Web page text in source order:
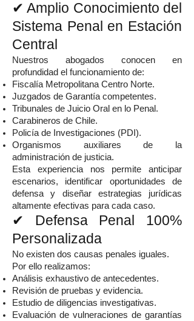
✔ Amplio Conocimiento del
Sistema Penal en Estación
Central
Nuestros abogados conocen en
profundidad el funcionamiento de:
Fiscalía Metropolitana Centro Norte.
Juzgados de Garantía competentes.
Tribunales de Juicio Oral en lo Penal.
Carabineros de Chile.
Policía de Investigaciones (PDI).
Organismos auxiliares de la
administración de justicia.
Esta experiencia nos permite anticipar
escenarios, identificar oportunidades de
defensa y diseñar estrategias jurídicas
altamente efectivas para cada caso.
✔ Defensa Penal 100%
Personalizada
No existen dos causas penales iguales.
Por ello realizamos:
Análisis exhaustivo de antecedentes.
Revisión de pruebas y evidencia.
Estudio de diligencias investigativas.
Evaluación de vulneraciones de garantías